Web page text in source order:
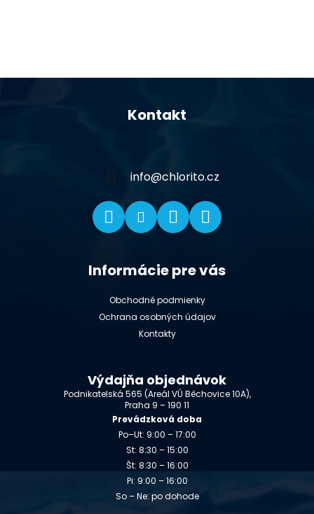
Z
Kontakt
info@chlorito.cz
Informácie pre vás
Obchodné podmienky
Ochrana osobných údajov
Kontakty
Výdajňa objednávok
Podnikatelská 565 (Areál VÚ Běchovice 10A),
Praha 9 – 190 11
Prevádzková doba
Po–Ut: 9:00 – 17:00
St: 8:30 – 15:00
Št: 8:30 – 16:00
Pi: 9:00 – 16:00
So – Ne: po dohode